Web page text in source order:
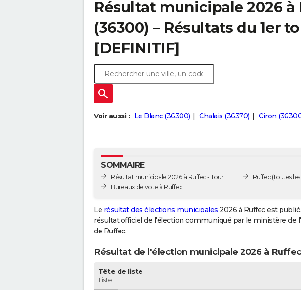
Résultat municipale 2026 à
(36300) – Résultats du 1er
[DEFINITIF]
Voir aussi : Le Blanc (36300) Chalais (36370) Ciron
SOMMAIRE
Résultat municipale 2026 à Ruffec - Tour 1
Bureaux de vote à Ruffec
Ruffec(toutes les
Le résultat des élections municipales 2026 à Ruffec est
résultat officiel de l'élection communiqué par le ministère de
de Ruffec.
Résultat de l'élection municipale 2026 à
Tête de liste
Liste